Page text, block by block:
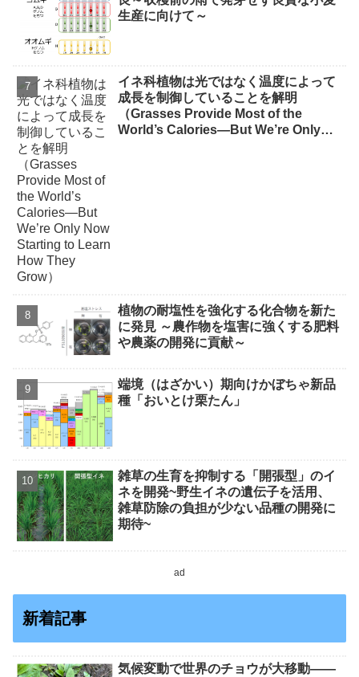
生産に向けて～
イネ科植物は光ではなく温度によって
成長を制御していることを解明
（Grasses Provide Most of the
World’s Calories—But We’re Only
植物の耐塩性を強化する化合物を新た
に発見 ～農作物を塩害に強くする肥料
や農薬の開発に貢献～
端境（はざかい）期向けかぼちゃ新品
種「おいとけ栗たん」
雑草の生育を抑制する「開張型」のイ
ネを開発~野生イネの遺伝子を活用、
雑草防除の負担が少ない品種の開発に
期待~
ad
新着記事
気候変動で世界のチョウが大移動――